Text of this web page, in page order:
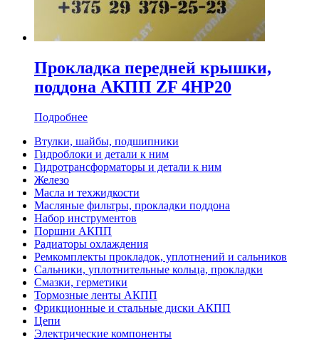
Прокладка передней крышки,
поддона АКПП ZF 4HP20
Подробнее
Втулки, шайбы, подшипники
Гидроблоки и детали к ним
Гидротрансформаторы и детали к ним
Железо
Масла и техжидкости
Масляные фильтры, прокладки поддона
Набор инструментов
Поршни АКПП
Радиаторы охлаждения
Ремкомплекты прокладок, уплотнений и сальников
Сальники, уплотнительные кольца, прокладки
Смазки, герметики
Тормозные ленты АКПП
Фрикционные и стальные диски АКПП
Цепи
Электрические компоненты